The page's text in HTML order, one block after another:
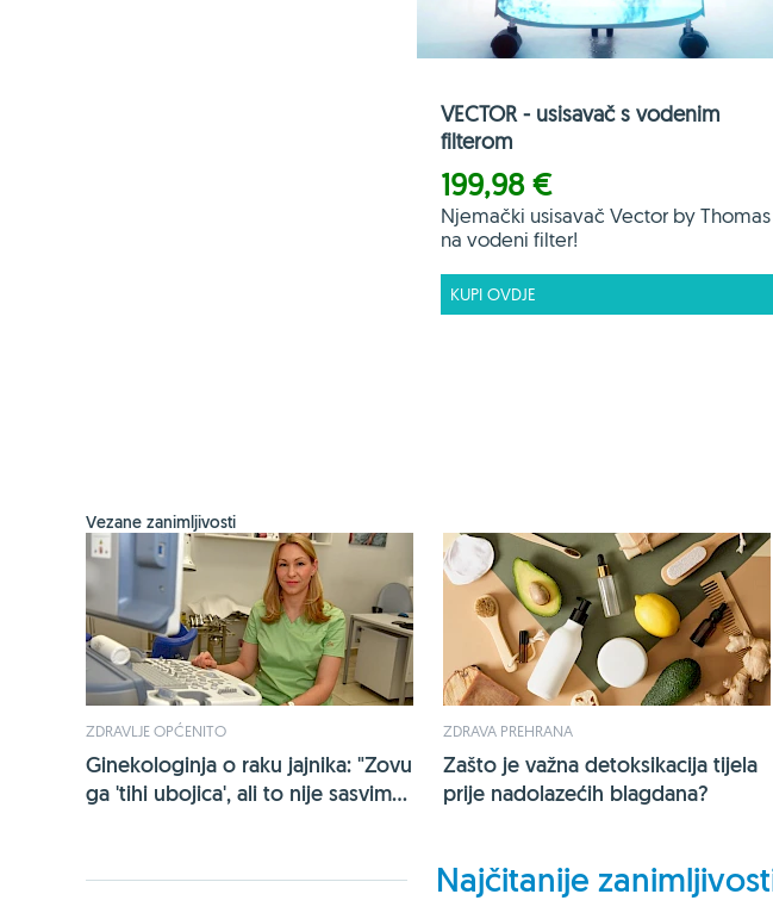
VECTOR - usisavač s vodenim
filterom
199,98 €
Njemački usisavač Vector by Thomas
na vodeni filter!
KUPI OVDJE
Vezane zanimljivosti
ZDRAVLJE OPĆENITO
Ginekologinja o raku jajnika: "Zovu
ga 'tihi ubojica', ali to nije sasvim...
ZDRAVA PREHRANA
Zašto je važna detoksikacija tijela
prije nadolazećih blagdana?
Najčitanije